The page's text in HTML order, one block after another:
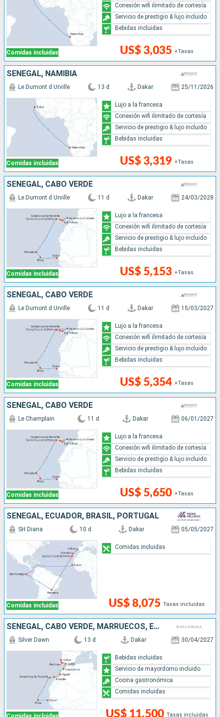
Comidas incluidas US$ 3,035 +Tasas
Conexión wifi ilimitado de cortesía
Servicio de prestigio & lujo incluido
Bebidas incluidas
SENEGAL, NAMIBIA
Comidas incluidas
Le Dumont d Urville 13 d Dakar 25/11/2026
US$ 3,319 +Tasas
Lujo a la francesa
Conexión wifi ilimitado de cortesía
Servicio de prestigio & lujo incluido
Bebidas incluidas
SENEGAL, CABO VERDE
Comidas incluidas
Le Dumont d Urville 11 d Dakar 24/03/2028
US$ 5,153 +Tasas
Lujo a la francesa
Conexión wifi ilimitado de cortesía
Servicio de prestigio & lujo incluido
Bebidas incluidas
SENEGAL, CABO VERDE
Comidas incluidas
Le Dumont d Urville 11 d Dakar 15/03/2027
US$ 5,354 +Tasas
Lujo a la francesa
Conexión wifi ilimitado de cortesía
Servicio de prestigio & lujo incluido
Bebidas incluidas
SENEGAL, CABO VERDE
Comidas incluidas
Le Champlain 11 d Dakar 06/01/2027
US$ 5,650 +Tasas
Lujo a la francesa
Conexión wifi ilimitado de cortesía
Servicio de prestigio & lujo incluido
Bebidas incluidas
SENEGAL, ECUADOR, BRASIL, PORTUGAL
Comidas incluidas
SH Diana 10 d Dakar 05/05/2027
US$ 8,075 Tasas incluidas
Comidas incluidas
SENEGAL, CABO VERDE, MARRUECOS, ESPAÑA, PORTUGAL
Silver Dawn 13 d Dakar 30/04/2027
US$ 11,500 Tasas incluidas
Bebidas incluidas
Servicio de mayordomo incluido
Cocina gastronómica
Comidas incluidas